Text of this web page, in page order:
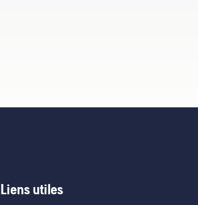
Liens utiles